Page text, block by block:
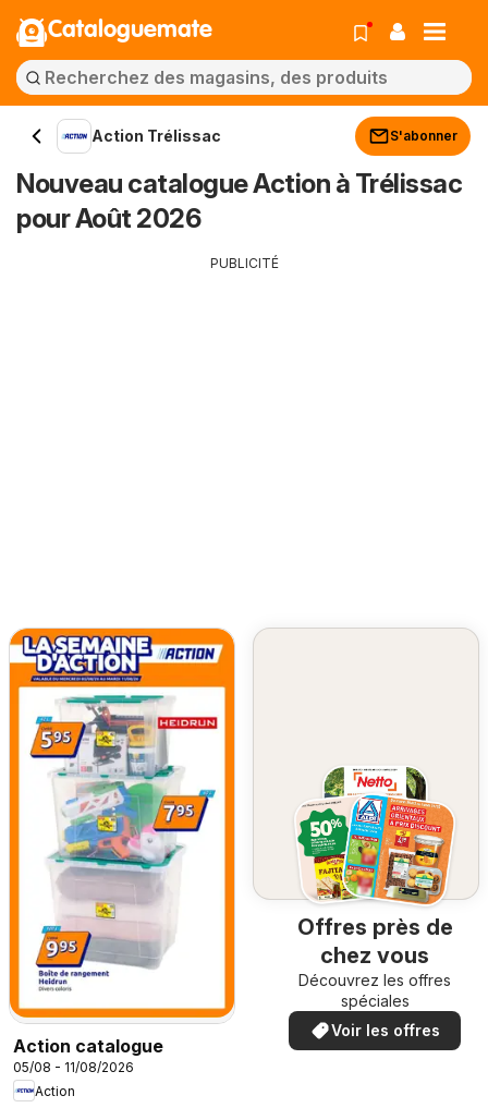
Cataloguemate
Action Trélissac S'abonner
Nouveau catalogue Action à Trélissac
pour Août 2026
PUBLICITÉ
Action catalogue
05/08 - 11/08/2026
Action
Offres près de
chez vous
Découvrez les offres
spéciales
Voir les offres